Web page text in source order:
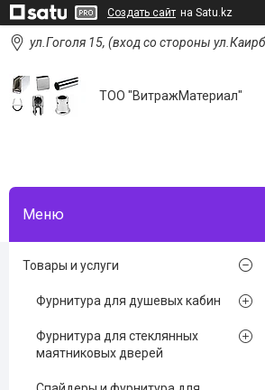
Создать сайт на Satu.kz
ул.Гоголя 15, (вход со стороны
ТОО "ВитражМатериал"
Товары и услуги
Фурнитура для душевых кабин
Фурнитура для стеклянных
маятниковых дверей